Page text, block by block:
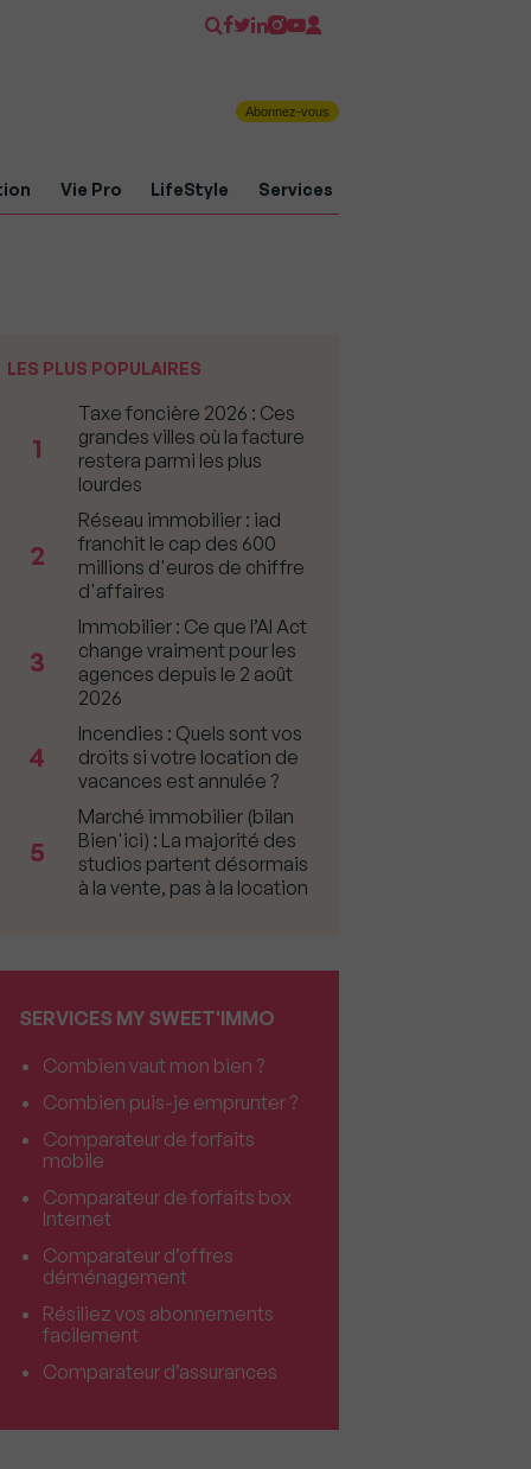
Abonnez-vous
Vie Pro LifeStyle Services
LES PLUS POPULAIRES
1
Taxe foncière 2026 : Ces
grandes villes où la facture
restera parmi les plus
lourdes
2
Réseau immobilier : iad
franchit le cap des 600
millions d'euros de chiffre
d'affaires
3
Immobilier : Ce que l’AI Act
change vraiment pour les
agences depuis le 2 août
2026
4
Incendies : Quels sont vos
droits si votre location de
vacances est annulée ?
5
Marché immobilier (bilan
Bien'ici) : La majorité des
studios partent désormais
à la vente, pas à la location
SERVICES MY SWEET'IMMO
Combien vaut mon bien ?
Combien puis-je emprunter ?
Comparateur de forfaits
mobile
Comparateur de forfaits box
Internet
Comparateur d’offres
déménagement
Résiliez vos abonnements
facilement
Comparateur d’assurances